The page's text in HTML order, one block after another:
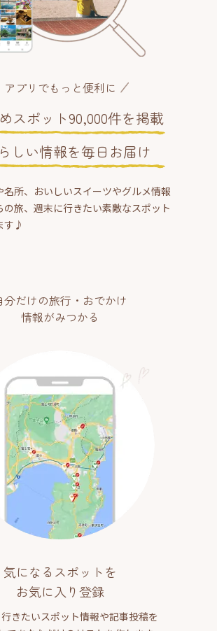
アプリでもっと便利に
スポット90,000件を掲載
しい情報を毎日お届け
名所、おいしいスイーツやグルメ情報
の旅、週末に行きたい素敵なスポット
す♪
分だけの旅行・おでかけ
情報がみつかる
気になるスポットを
お気に入り登録
きたいスポット情報や記事投稿を